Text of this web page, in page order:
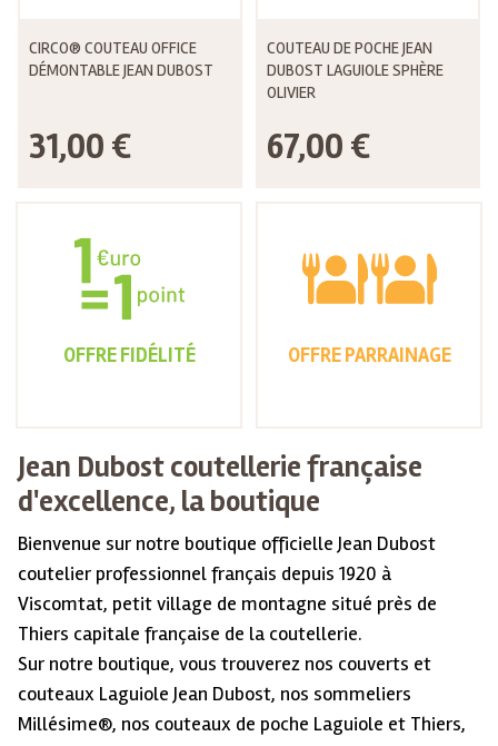
CIRCO® COUTEAU OFFICE
DÉMONTABLE JEAN DUBOST
31,00 €
COUTEAU DE POCHE JEAN
DUBOST LAGUIOLE SPHÈRE
OLIVIER
67,00 €
OFFRE FIDÉLITÉ OFFRE PARRAINAGE
Jean Dubost coutellerie française
d'excellence, la boutique
Bienvenue sur notre boutique officielle Jean Dubost
coutelier professionnel français depuis 1920 à
Viscomtat, petit village de montagne situé près de
Thiers capitale française de la coutellerie.
Sur notre boutique, vous trouverez nos couverts et
couteaux Laguiole Jean Dubost, nos sommeliers
Millésime®, nos couteaux de poche Laguiole et Thiers,